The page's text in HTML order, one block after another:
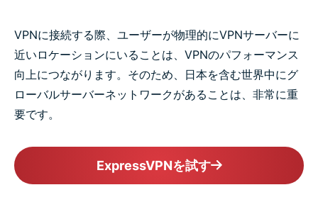
VPNに接続する際、ユーザーが物理的にVPNサーバーに
近いロケーションにいることは、VPNのパフォーマンス
向上につながります。そのため、日本を含む世界中にグ
ローバルサーバーネットワークがあることは、非常に重
要です。
ExpressVPNを試す